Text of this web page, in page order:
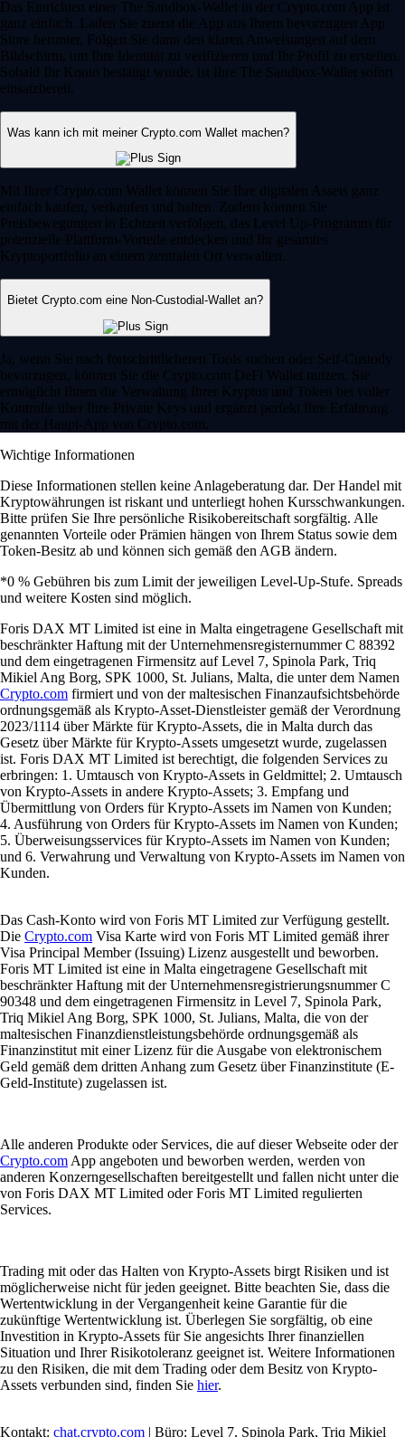
Das Einrichten einer The Sandbox-Wallet in der Crypto.com App ist
ganz einfach. Laden Sie zuerst die App aus Ihrem bevorzugten App
Store herunter. Folgen Sie dann den klaren Anweisungen auf dem
Bildschirm, um Ihre Identität zu verifizieren und Ihr Profil zu erstellen.
Sobald Ihr Konto bestätigt wurde, ist Ihre The Sandbox-Wallet sofort
einsatzbereit.
Was kann ich mit meiner Crypto.com Wallet machen?
Mit Ihrer Crypto.com Wallet können Sie Ihre digitalen Assets ganz
einfach kaufen, verkaufen und halten. Zudem können Sie
Preisbewegungen in Echtzeit verfolgen, das Level Up-Programm für
potenzielle Plattform-Vorteile entdecken und Ihr gesamtes
Kryptoportfolio an einem zentralen Ort verwalten.
Bietet Crypto.com eine Non-Custodial-Wallet an?
Ja, wenn Sie nach fortschrittlicheren Tools suchen oder Self-Custody
bevorzugen, können Sie die Crypto.com DeFi Wallet nutzen. Sie
ermöglicht Ihnen die Verwaltung Ihrer Kryptos und Token bei voller
Kontrolle über Ihre Private Keys und ergänzt perfekt Ihre Erfahrung
mit der Haupt-App von Crypto.com.
Wichtige Informationen
Diese Informationen stellen keine Anlageberatung dar. Der Handel mit
Kryptowährungen ist riskant und unterliegt hohen Kursschwankungen.
Bitte prüfen Sie Ihre persönliche Risikobereitschaft sorgfältig. Alle
genannten Vorteile oder Prämien hängen von Ihrem Status sowie dem
Token-Besitz ab und können sich gemäß den AGB ändern.
*0 % Gebühren bis zum Limit der jeweiligen Level-Up-Stufe. Spreads
und weitere Kosten sind möglich.
Foris DAX MT Limited ist eine in Malta eingetragene Gesellschaft mit
beschränkter Haftung mit der Unternehmensregisternummer C 88392
und dem eingetragenen Firmensitz auf Level 7, Spinola Park, Triq
Mikiel Ang Borg, SPK 1000, St. Julians, Malta, die unter dem Namen
Crypto.com firmiert und von der maltesischen Finanzaufsichtsbehörde
ordnungsgemäß als Krypto-Asset-Dienstleister gemäß der Verordnung
2023/1114 über Märkte für Krypto-Assets, die in Malta durch das
Gesetz über Märkte für Krypto-Assets umgesetzt wurde, zugelassen
ist. Foris DAX MT Limited ist berechtigt, die folgenden Services zu
erbringen: 1. Umtausch von Krypto-Assets in Geldmittel; 2. Umtausch
von Krypto-Assets in andere Krypto-Assets; 3. Empfang und
Übermittlung von Orders für Krypto-Assets im Namen von Kunden;
4. Ausführung von Orders für Krypto-Assets im Namen von Kunden;
5. Überweisungsservices für Krypto-Assets im Namen von Kunden;
und 6. Verwahrung und Verwaltung von Krypto-Assets im Namen von
Kunden.
Das Cash-Konto wird von Foris MT Limited zur Verfügung gestellt.
Die Crypto.com Visa Karte wird von Foris MT Limited gemäß ihrer
Visa Principal Member (Issuing) Lizenz ausgestellt und beworben.
Foris MT Limited ist eine in Malta eingetragene Gesellschaft mit
beschränkter Haftung mit der Unternehmensregistrierungsnummer C
90348 und dem eingetragenen Firmensitz in Level 7, Spinola Park,
Triq Mikiel Ang Borg, SPK 1000, St. Julians, Malta, die von der
maltesischen Finanzdienstleistungsbehörde ordnungsgemäß als
Finanzinstitut mit einer Lizenz für die Ausgabe von elektronischem
Geld gemäß dem dritten Anhang zum Gesetz über Finanzinstitute (E-
Geld-Institute) zugelassen ist.
Alle anderen Produkte oder Services, die auf dieser Webseite oder der
Crypto.com App angeboten und beworben werden, werden von
anderen Konzerngesellschaften bereitgestellt und fallen nicht unter die
von Foris DAX MT Limited oder Foris MT Limited regulierten
Services.
Trading mit oder das Halten von Krypto-Assets birgt Risiken und ist
möglicherweise nicht für jeden geeignet. Bitte beachten Sie, dass die
Wertentwicklung in der Vergangenheit keine Garantie für die
zukünftige Wertentwicklung ist. Überlegen Sie sorgfältig, ob eine
Investition in Krypto-Assets für Sie angesichts Ihrer finanziellen
Situation und Ihrer Risikotoleranz geeignet ist. Weitere Informationen
zu den Risiken, die mit dem Trading oder dem Besitz von Krypto-
Assets verbunden sind, finden Sie hier.
Kontakt: chat.crypto.com | Büro: Level 7, Spinola Park, Triq Mikiel